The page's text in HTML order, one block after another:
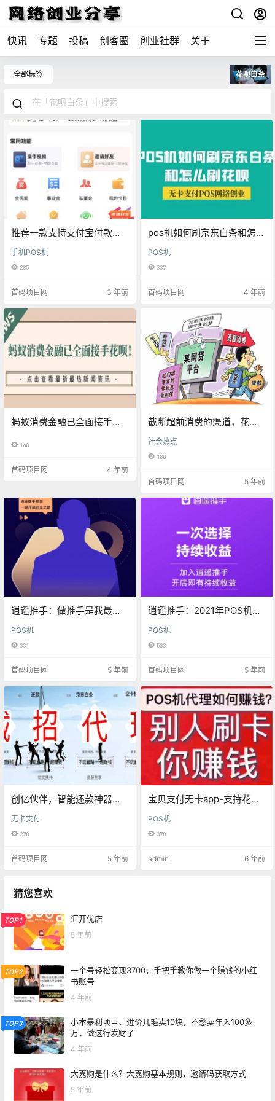
快讯 专题 投稿 创客圈 创业社群 关于
全部标签 花呗白条
推荐一款支持支付宝付款的
手机pos机，最大化满足用户
需求！（最新）
手机POS机
285
首码项目网 3 年前
pos机如何刷京东白条和怎么
刷花呗
POS机
337
首码项目网 4 年前
蚂蚁消费金融已全面接手花
160
首码项目网 4 年前
截断超前消费的渠道，花
议
社会热点
180
首码项目网 5 年前
逍遥推手：做推手是我最正
POS机
331
首码项目网 5 年前
逍遥推手：2021年POS机代
POS机
533
首码项目网 5 年前
创亿伙伴，智能还款神器，
解放双手
无卡支付
278
首码项目网 5 年前
宝贝支付无卡app-支持花呗
收款
POS机
370
admin 6 年前
猜您喜欢
TOP1 汇开优店
5 年前
TOP2
一个号轻松变现3700，手把手教你做一个赚钱的小红
书账号
4 年前
TOP3
小本暴利项目，进价几毛卖10块，不愁卖年入100多
万，做这行发财了
4 年前
大嘉购是什么？大嘉购基本规则，邀请码获取方式
5 年前